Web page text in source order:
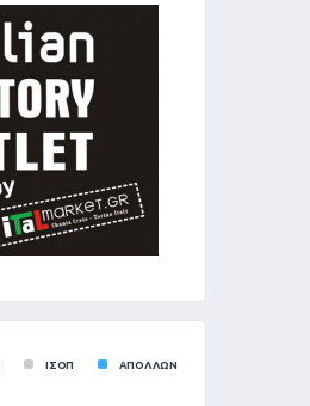
ΙΣΟΠ ΑΠΟΛΛΩΝ